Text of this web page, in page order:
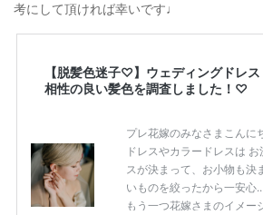
考にして頂ければ幸いです♩
【脱髪色迷子♡】ウェディングドレ
相性の良い髪色を調査しました！♡
プレ花嫁のみなさまこん
ドレスやカラードレスは
スが決まって、お小物も決
いものを絞ったから一安心..
もう一つ花嫁さまのイメー